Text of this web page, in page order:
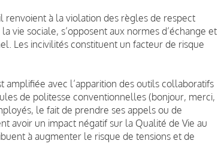
renvoient à la violation des règles de respect
vie sociale, s’opposent aux normes d’échange et
Les incivilités constituent un facteur de risque
amplifiée avec l’apparition des outils collaboratifs
de politesse conventionnelles (bonjour, merci,
le fait de prendre ses appels ou de
avoir un impact négatif sur la Qualité de Vie au
à augmenter le risque de tensions et de